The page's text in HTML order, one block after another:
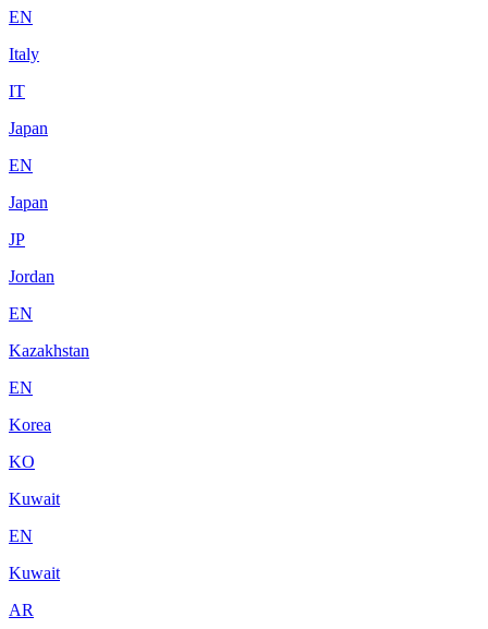
EN
Italy
IT
Japan
EN
Japan
JP
Jordan
EN
Kazakhstan
EN
Korea
KO
Kuwait
EN
Kuwait
AR